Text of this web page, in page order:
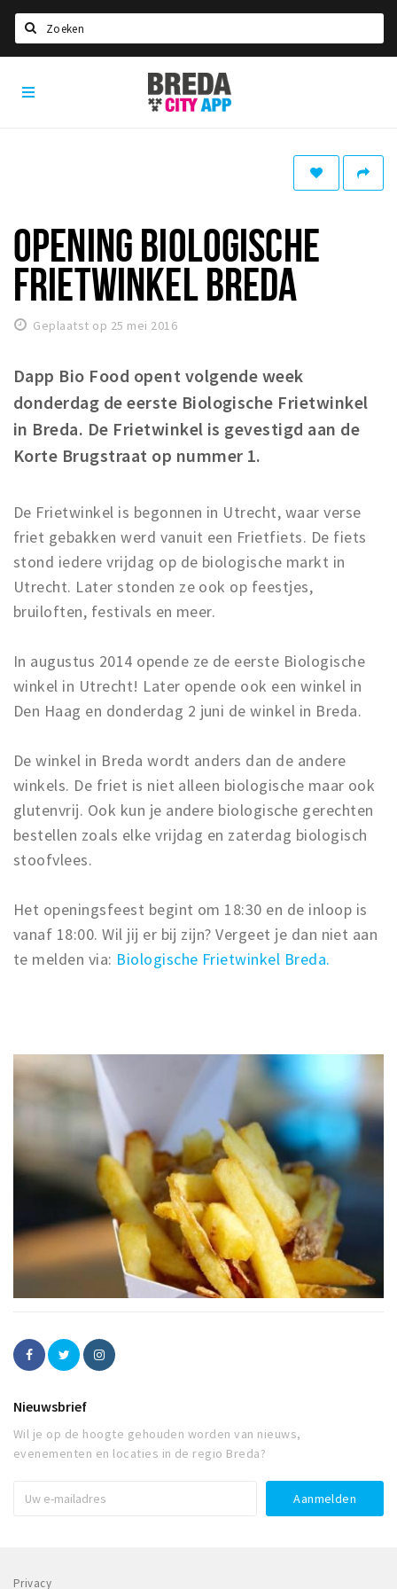
Home
Eten
Drinken
Slapen
Winkels
Winkelgebieden
Parkeren
Musea, theaters & podia
Uitjes & activiteiten
Toeristische routes
Natuurgebieden
Sport
Privacy
Inloggen
Breda
City
App
OPENING BIOLOGISCHE
FRIETWINKEL BREDA
Geplaatst op 25 mei 2016
Dapp Bio Food opent volgende week
donderdag de eerste Biologische Frietwinkel
in Breda. De Frietwinkel is gevestigd aan de
Korte Brugstraat op nummer 1.
De Frietwinkel is begonnen in Utrecht, waar verse
friet gebakken werd vanuit een Frietfiets. De fiets
stond iedere vrijdag op de biologische markt in
Utrecht. Later stonden ze ook op feestjes,
bruiloften, festivals en meer.
In augustus 2014 opende ze de eerste Biologische
winkel in Utrecht! Later opende ook een winkel in
Den Haag en donderdag 2 juni de winkel in Breda.
De winkel in Breda wordt anders dan de andere
winkels. De friet is niet alleen biologische maar ook
glutenvrij. Ook kun je andere biologische gerechten
bestellen zoals elke vrijdag en zaterdag biologisch
stoofvlees.
Het openingsfeest begint om 18:30 en de inloop is
vanaf 18:00. Wil jij er bij zijn? Vergeet je dan niet aan
te melden via: Biologische Frietwinkel Breda.
Nieuwsbrief
Wil je op de hoogte gehouden worden van nieuws,
evenementen en locaties in de regio Breda?
Privacy